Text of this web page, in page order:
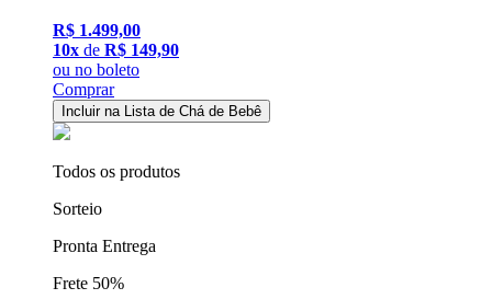
R$ 1.499,00
10x de R$ 149,90
ou no boleto
Comprar
Incluir na Lista de Chá de Bebê
Todos os produtos
Sorteio
Pronta Entrega
Frete 50%